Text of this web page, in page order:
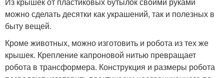
можно сделать десятки как украшений, так и полезных в
быту вещей.
Кроме животных, можно изготовить и робота из тех же
крышек. Крепление капроновой нитью превращает
робота в трансформера. Конструкция и размеры робота